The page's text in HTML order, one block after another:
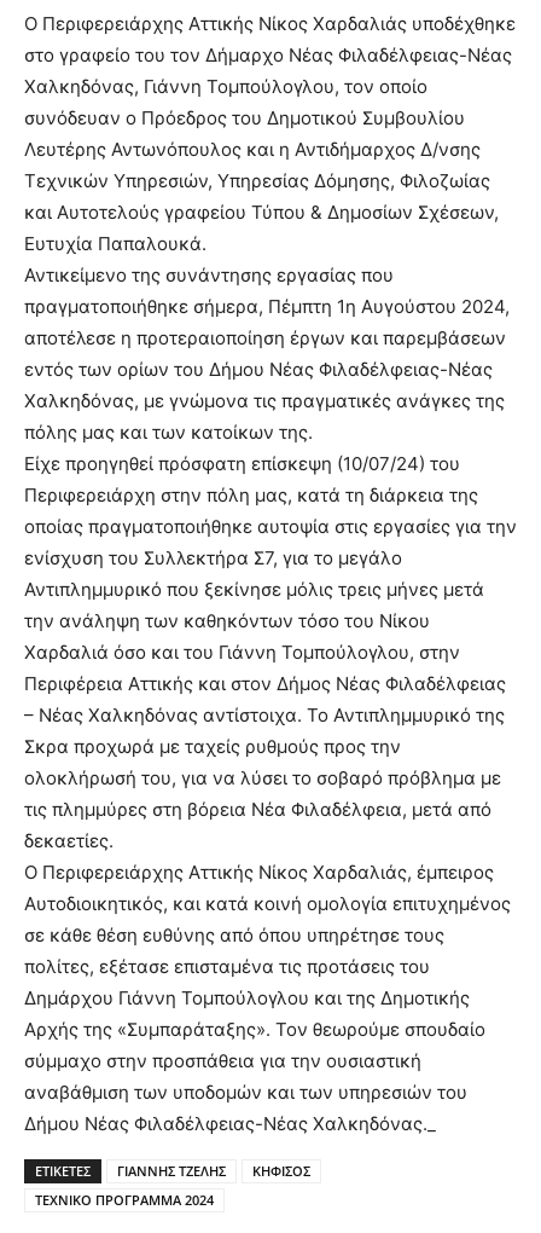
Ο Περιφερειάρχης Αττικής Νίκος Χαρδαλιάς υποδέχθηκε
στο γραφείο του τον Δήμαρχο Νέας Φιλαδέλφειας-Νέας
Χαλκηδόνας, Γιάννη Τομπούλογλου, τον οποίο
συνόδευαν ο Πρόεδρος του Δημοτικού Συμβουλίου
Λευτέρης Αντωνόπουλος και η Αντιδήμαρχος Δ/νσης
Τεχνικών Υπηρεσιών, Υπηρεσίας Δόμησης, Φιλοζωίας
και Αυτοτελούς γραφείου Τύπου & Δημοσίων Σχέσεων,
Ευτυχία Παπαλουκά.
Αντικείμενο της συνάντησης εργασίας που
πραγματοποιήθηκε σήμερα, Πέμπτη 1η Αυγούστου 2024,
αποτέλεσε η προτεραιοποίηση έργων και παρεμβάσεων
εντός των ορίων του Δήμου Νέας Φιλαδέλφειας-Νέας
Χαλκηδόνας, με γνώμονα τις πραγματικές ανάγκες της
πόλης μας και των κατοίκων της.
Είχε προηγηθεί πρόσφατη επίσκεψη (10/07/24) του
Περιφερειάρχη στην πόλη μας, κατά τη διάρκεια της
οποίας πραγματοποιήθηκε αυτοψία στις εργασίες για την
ενίσχυση του Συλλεκτήρα Σ7, για το μεγάλο
Αντιπλημμυρικό που ξεκίνησε μόλις τρεις μήνες μετά
την ανάληψη των καθηκόντων τόσο του Νίκου
Χαρδαλιά όσο και του Γιάννη Τομπούλογλου, στην
Περιφέρεια Αττικής και στον Δήμος Νέας Φιλαδέλφειας
– Νέας Χαλκηδόνας αντίστοιχα. Το Αντιπλημμυρικό της
Σκρα προχωρά με ταχείς ρυθμούς προς την
ολοκλήρωσή του, για να λύσει το σοβαρό πρόβλημα με
τις πλημμύρες στη βόρεια Νέα Φιλαδέλφεια, μετά από
δεκαετίες.
Ο Περιφερειάρχης Αττικής Νίκος Χαρδαλιάς, έμπειρος
Αυτοδιοικητικός, και κατά κοινή ομολογία επιτυχημένος
σε κάθε θέση ευθύνης από όπου υπηρέτησε τους
πολίτες, εξέτασε επισταμένα τις προτάσεις του
Δημάρχου Γιάννη Τομπούλογλου και της Δημοτικής
Αρχής της «Συμπαράταξης». Τον θεωρούμε σπουδαίο
σύμμαχο στην προσπάθεια για την ουσιαστική
αναβάθμιση των υποδομών και των υπηρεσιών του
Δήμου Νέας Φιλαδέλφειας-Νέας Χαλκηδόνας._
ΕΤΙΚΕΤΕΣ ΓΙΑΝΝΗΣ ΤΖΕΛΗΣ
ΚΗΦΙΣΟΣ
ΤΕΧΝΙΚΟ ΠΡΟΓΡΑΜΜΑ 2024